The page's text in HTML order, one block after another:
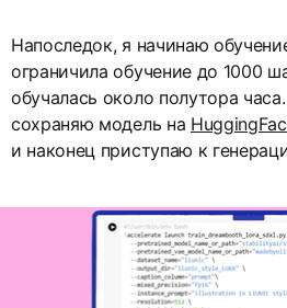
Напоследок, я начинаю
ограничила обучение до 1000
обучалась около полутора
сохраняю модель на
и наконец приступаю к